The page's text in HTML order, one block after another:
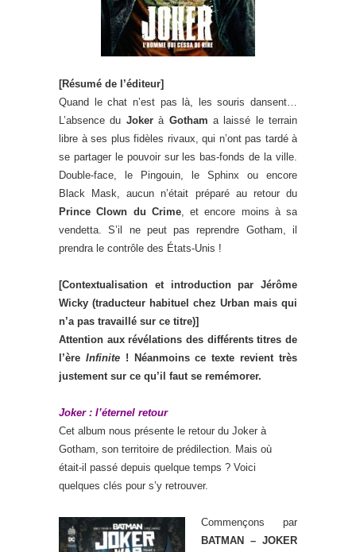
[Résumé de l’éditeur]
Quand le chat n’est pas là, les souris dansent…
L’absence du Jokerà Gotham a laissé le terrain
libre à ses plus fidèles rivaux, qui n’ont pas tardé à
se partager le pouvoir sur les bas-fonds de la ville.
Double-face, le Pingouin, le Sphinx ou encore
Black Mask, aucun n’était préparé au retour du
Prince Clown du Crime, et encore moins à sa
vendetta. S’il ne peut pas reprendre Gotham, il
prendra le contrôle des États-Unis !
[Contextualisation et introduction par Jérôme
Wicky (traducteur habituel chez Urban mais qui
n’a pas travaillé sur ce titre)]
Attention aux révélations des différents titres de
l’ère Infinite! Néanmoins ce texte revient très
justement sur ce qu’il faut se remémorer.
Joker : l’éternel retour
Cet album nous présente le retour du Joker à
Gotham, son territoire de prédilection. Mais où
était-il passé depuis quelque temps ? Voici
quelques clés pour s’y retrouver.
Commençons par
BATMAN – JOKER